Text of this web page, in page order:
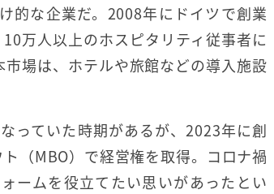
的な企業だ。2008年にドイツで創業
万人以上のホスピタリティ従事者に
場は、ホテルや旅館などの導入施設
っていた時期があるが、2023年に創
（MBO）で経営権を取得。コロナ禍
ームを役立てたい思いがあったとい